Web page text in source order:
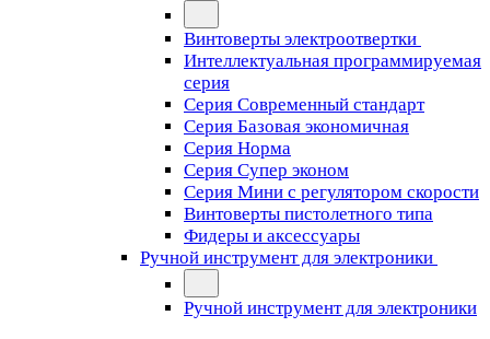
Винтоверты электроотвертки
Интеллектуальная программируемая
серия
Серия Современный стандарт
Серия Базовая экономичная
Серия Норма
Серия Cупер эконом
Серия Мини с регулятором скорости
Винтоверты пистолетного типа
Фидеры и аксессуары
Ручной инструмент для электроники
Ручной инструмент для электроники